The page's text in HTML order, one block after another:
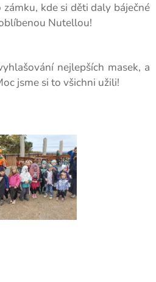
kde si děti daly báječné
Nutellou!
nejlepších masek, a
jsme si to všichni užili!